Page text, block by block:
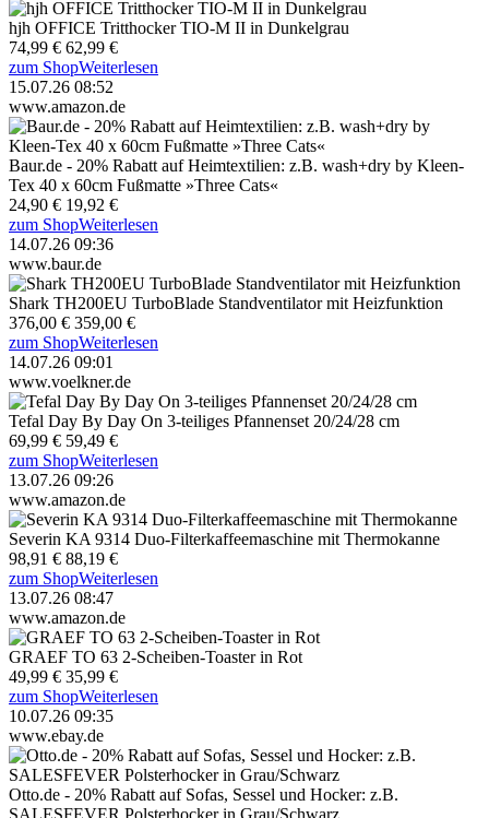
hjh OFFICE Tritthocker TIO-M II in Dunkelgrau
74,99 € 62,99 €
zum ShopWeiterlesen
15.07.26 08:52
www.amazon.de
Baur.de - 20% Rabatt auf Heimtextilien: z.B. wash+dry by Kleen-
Tex 40 x 60cm Fußmatte »Three Cats«
24,90 € 19,92 €
zum ShopWeiterlesen
14.07.26 09:36
www.baur.de
Shark TH200EU TurboBlade Standventilator mit Heizfunktion
376,00 € 359,00 €
zum ShopWeiterlesen
14.07.26 09:01
www.voelkner.de
Tefal Day By Day On 3-teiliges Pfannenset 20/24/28 cm
69,99 € 59,49 €
zum ShopWeiterlesen
13.07.26 09:26
www.amazon.de
Severin KA 9314 Duo-Filterkaffeemaschine mit Thermokanne
98,91 € 88,19 €
zum ShopWeiterlesen
13.07.26 08:47
www.amazon.de
GRAEF TO 63 2-Scheiben-Toaster in Rot
49,99 € 35,99 €
zum ShopWeiterlesen
10.07.26 09:35
www.ebay.de
Otto.de - 20% Rabatt auf Sofas, Sessel und Hocker: z.B.
SALESFEVER Polsterhocker in Grau/Schwarz